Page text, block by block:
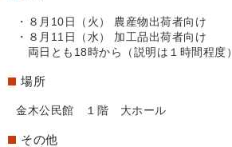
・８月10日（火） 農産物出荷者向け
・８月11日（水） 加工品出荷者向け
両日とも18時から（説明は１時間程度）
場所
金木公民館 １階 大ホール
その他